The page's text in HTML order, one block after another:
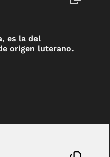
es la del
origen luterano.